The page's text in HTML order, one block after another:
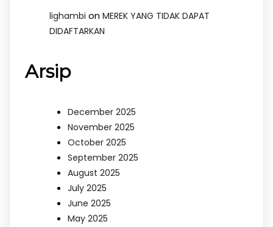
lighambi on MEREK YANG TIDAK DAPAT
DIDAFTARKAN
Arsip
December 2025
November 2025
October 2025
September 2025
August 2025
July 2025
June 2025
May 2025